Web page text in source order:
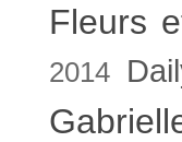
Fleurs
2014